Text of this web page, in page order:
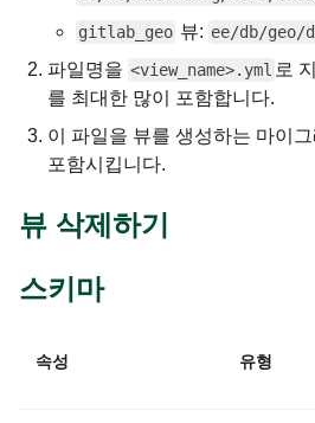
gitlab_geo 뷰: ee/db/geo/
파일명을 <view_name>.yml 로
를 최대한 많이 포함합니다.
이 파일을 뷰를 생성하는 마이
포함시킵니다.
뷰 삭제하기
스키마
속성 유형